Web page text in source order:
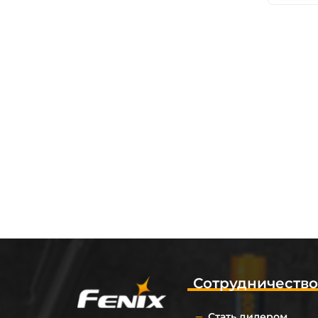
Сотрудничество